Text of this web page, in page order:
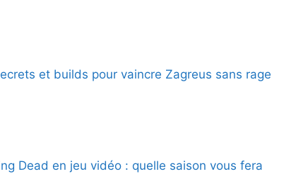
et builds pour vaincre Zagreus sans rage
Dead en jeu vidéo : quelle saison vous fera